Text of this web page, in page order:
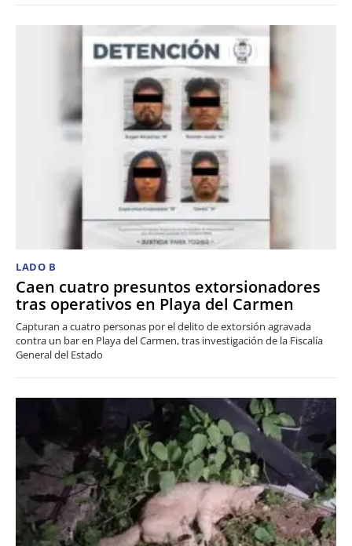
LADO B
Caen cuatro presuntos extorsionadores
tras operativos en Playa del Carmen
Capturan a cuatro personas por el delito de extorsión agravada
contra un bar en Playa del Carmen, tras investigación de la Fiscalía
General del Estado